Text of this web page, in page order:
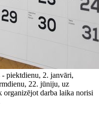
- piektdienu, 2. janvāri,
22. jūniju, uz
organizējot darba laika norisi